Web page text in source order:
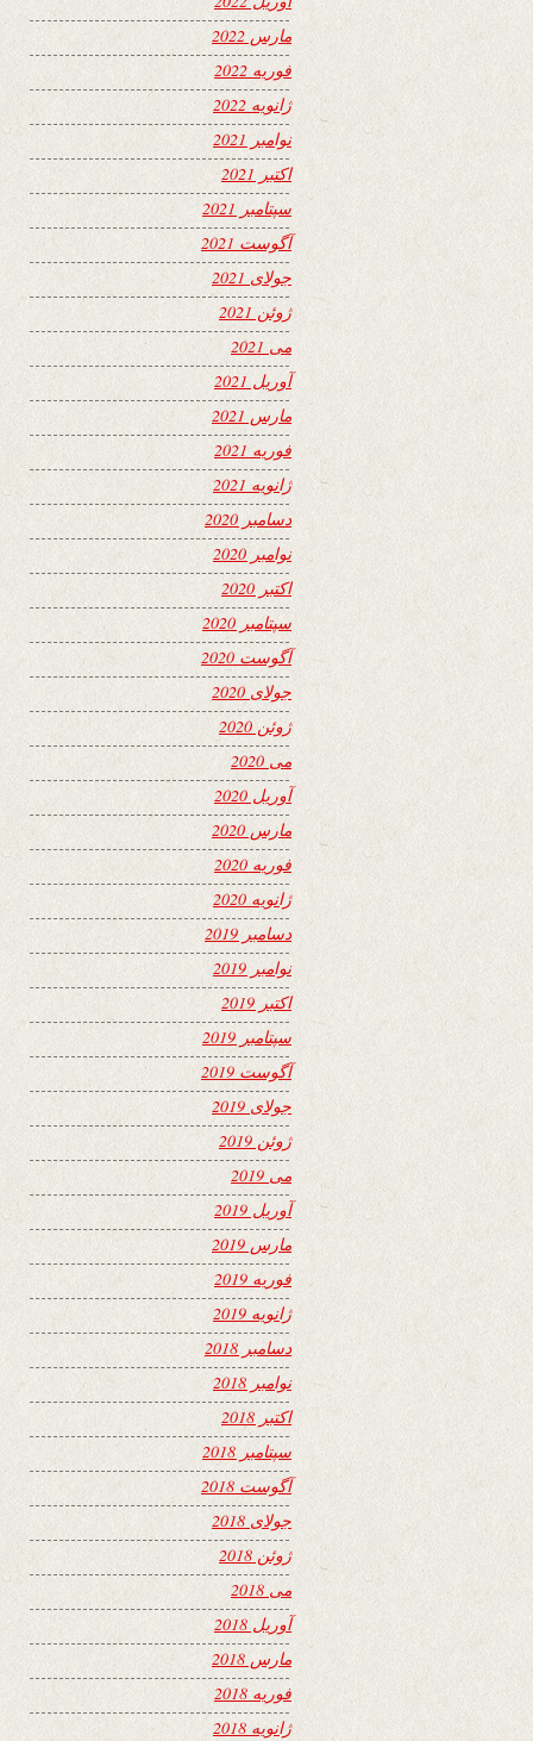
مارس 2022
فوریه 2022
ژانویه 2022
نوامبر 2021
اکتبر 2021
سپتامبر 2021
آگوست 2021
جولای 2021
ژوئن 2021
می 2021
آوریل 2021
مارس 2021
فوریه 2021
ژانویه 2021
دسامبر 2020
نوامبر 2020
اکتبر 2020
سپتامبر 2020
آگوست 2020
جولای 2020
ژوئن 2020
می 2020
آوریل 2020
مارس 2020
فوریه 2020
ژانویه 2020
دسامبر 2019
نوامبر 2019
اکتبر 2019
سپتامبر 2019
آگوست 2019
جولای 2019
ژوئن 2019
می 2019
آوریل 2019
مارس 2019
فوریه 2019
ژانویه 2019
دسامبر 2018
نوامبر 2018
اکتبر 2018
سپتامبر 2018
آگوست 2018
جولای 2018
ژوئن 2018
می 2018
آوریل 2018
مارس 2018
فوریه 2018
ژانویه 2018